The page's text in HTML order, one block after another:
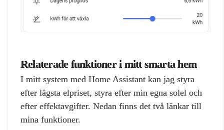
Relaterade funktioner i mitt smarta hem
I mitt system med Home Assistant kan jag styra
efter lägsta elpriset, styra efter min egna solel och
efter effektavgifter. Nedan finns det två länkar till
mina funktioner.